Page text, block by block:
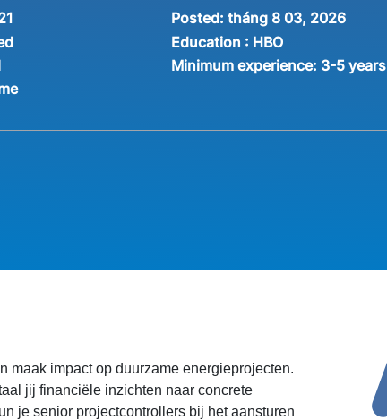
Posted: tháng 8 03, 2026
Education : HBO
Minimum experience: 3-5 years
maak impact op duurzame energieprojecten.
jij financiële inzichten naar concrete
je senior projectcontrollers bij het aansturen